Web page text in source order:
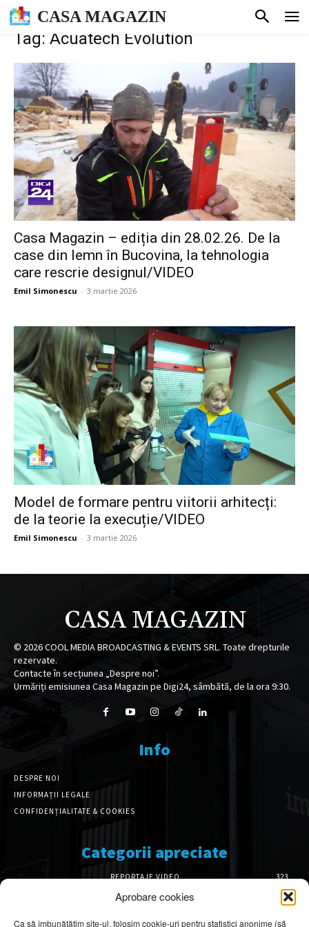
Aprobare cookies
Ca să îmbunătățim site-ul, folosim cookie-uri pentru statistici anonime (să
CASA MAGAZIN
Tag: Acuatech Evolution
Casa Magazin – ediția din 28.02.26. De la
case din lemn în Bucovina, la tehnologia
care rescrie designul/VIDEO
Emil Simonescu - 3 martie 2026
Model de formare pentru viitorii arhitecți:
de la teorie la execuție/VIDEO
Emil Simonescu - 3 martie 2026
CASA MAGAZIN
© 2026COOL MEDIA BROADCASTING & EVENTS SRL. Toate drepturile
rezervate.
Contacte în secțiunea „Despre noi”.
Urmăriți emisiunea Casa Magazin pe Digi24, sâmbătă, de la ora 9:30.
Info
DESPRE NOI
INFORMAȚII LEGALE
CONFIDENȚIALITATE & COOKIES
Categorii apreciate
REPORTAJE VIDEO
323
AMENAJĂRI INTERIOARE
126